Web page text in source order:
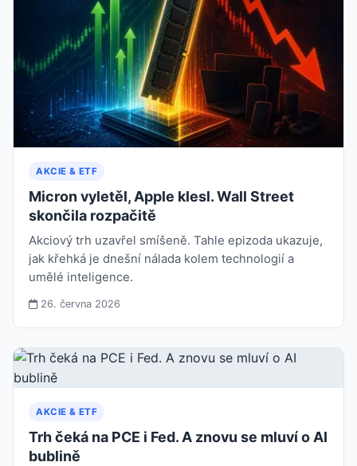
AKCIE & ETF
Micron vyletěl, Apple klesl. Wall Street
skončila rozpačitě
Akciový trh uzavřel smíšeně. Tahle epizoda ukazuje,
jak křehká je dnešní nálada kolem technologií a
umělé inteligence.
26. června 2026
AKCIE & ETF
Trh čeká na PCE i Fed. A znovu se mluví o AI
bublině